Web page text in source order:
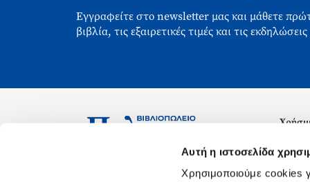
Αυτή η ιστοσελίδα
Χρησιμοποιούμε cookies
Εγγραφείτε στο newsletter μας και μάθετε
βιβλία, τις εξαιρετικές τιμές και τις
Ασκληπιού 1-3, Αθήνα 106 79